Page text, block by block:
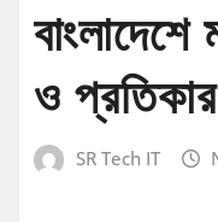
ও প্রতিকার
SR Tech IT